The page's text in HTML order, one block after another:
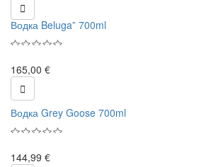

Водка Beluga” 700ml
165,00 €

Водка Grey Goose 700ml
144,99 €